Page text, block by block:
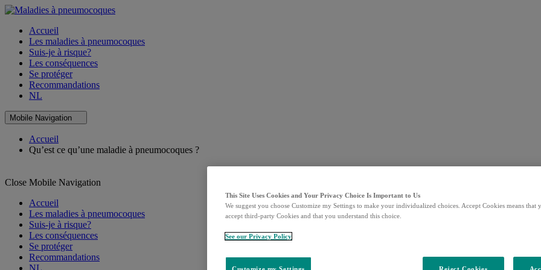
Accueil
Les maladies à pneumocoques
Suis-je à risque?
Les conséquences
Se protéger
Recommandations
NL
Mobile Navigation
Accueil
Qu’est ce qu’une maladie à pneumocoques ?
Close Mobile Navigation
Accueil
Les maladies à pneumocoques
Suis-je à risque?
Les conséquences
Se protéger
Recommandations
This Site Uses Cookies and Your Privacy Choice Is Important to Us
We suggest you choose Customize my Settings to make your individualized choices. Accept Cookies means that
accept third-party Cookies and that you understand this choice.
See our Privacy Policy